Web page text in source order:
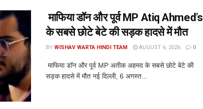
माफिया डॉन और पूर्व MP Atiq Ahmed’s
के सबसे छोटे बेटे की सड़क हादसे में मौत
BY WISHAV WARTA HINDI TEAM AUGUST 6, 2026 0
माफिया डॉन और पूर्व MP अतीक अहमद के सबसे छोटे बेटे की
सड़क हादसे में मौत नई दिल्ली, 6 अगस्त...